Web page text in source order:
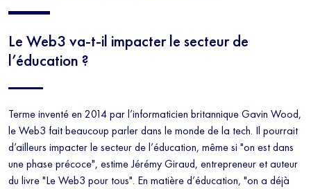
Le Web3 va-t-il impacter le secteur de
l’éducation ?
Terme inventé en 2014 par l’informaticien britannique Gavin Wood,
le Web3 fait beaucoup parler dans le monde de la tech. Il pourrait
d’ailleurs impacter le secteur de l’éducation, même si "on est dans
une phase précoce", estime Jérémy Giraud, entrepreneur et auteur
du livre "Le Web3 pour tous". En matière d’éducation, "on a déjà